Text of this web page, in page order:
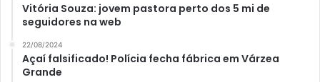
Agora que você já aprendeu e descobriu tudo sobre o
jardim hidropônico , não deixe de compartilhar essa
Vitória Souza: jovem pastora perto dos 5 mi de
seguidores na web
22/08/2024
Açaí falsificado! Polícia fecha fábrica em Várzea
Grande